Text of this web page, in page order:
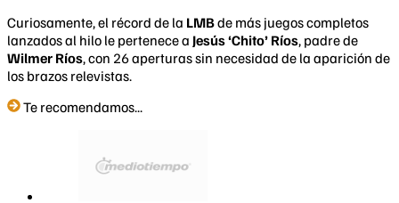
Curiosamente, el récord de la LMBde más juegos completos
lanzados al hilo le pertenece a Jesús ‘Chito’ Ríos, padre de
Wilmer Ríos, con 26 aperturas sin necesidad de la aparición de
los brazos relevistas.
Te recomendamos...